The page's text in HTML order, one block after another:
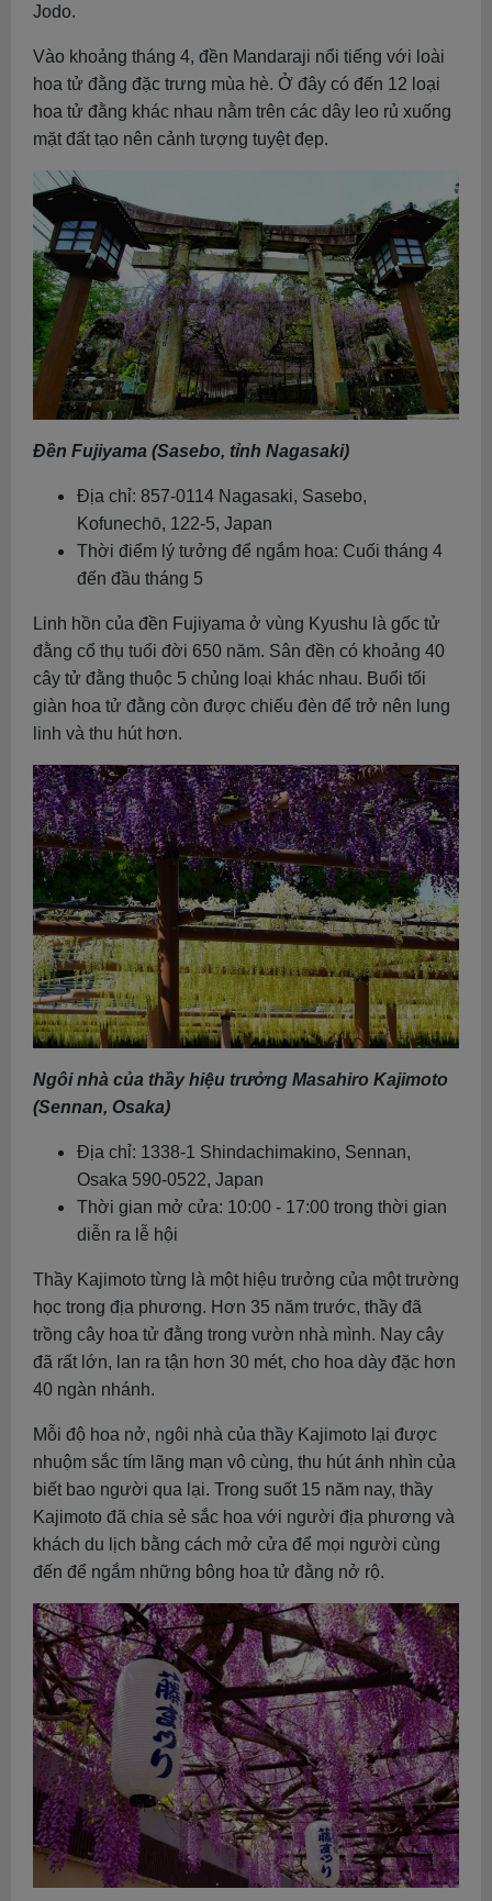
Jodo.
Vào khoảng tháng 4, đền Mandaraji nổi tiếng với loài
hoa tử đằng đặc trưng mùa hè. Ở đây có đến 12 loại
hoa tử đằng khác nhau nằm trên các dây leo rủ xuống
mặt đất tạo nên cảnh tượng tuyệt đẹp.
Đền Fujiyama (Sasebo, tỉnh Nagasaki)
Địa chỉ: 857-0114 Nagasaki, Sasebo,
Kofunechō, 122-5, Japan
Thời điểm lý tưởng để ngắm hoa: Cuối tháng 4
đến đầu tháng 5
Linh hồn của đền Fujiyama ở vùng Kyushu là gốc tử
đằng cổ thụ tuổi đời 650 năm. Sân đền có khoảng 40
cây tử đằng thuộc 5 chủng loại khác nhau. Buổi tối
giàn hoa tử đằng còn được chiếu đèn để trở nên lung
linh và thu hút hơn.
Ngôi nhà của thầy hiệu trưởng Masahiro Kajimoto
(Sennan, Osaka)
Địa chỉ: 1338-1 Shindachimakino, Sennan,
Osaka 590-0522, Japan
Thời gian mở cửa: 10:00 - 17:00 trong thời gian
diễn ra lễ hội
Thầy Kajimoto từng là một hiệu trưởng của một trường
học trong địa phương. Hơn 35 năm trước, thầy đã
trồng cây hoa tử đằng trong vườn nhà mình. Nay cây
đã rất lớn, lan ra tận hơn 30 mét, cho hoa dày đặc hơn
40 ngàn nhánh.
Mỗi độ hoa nở, ngôi nhà của thầy Kajimoto lại được
nhuộm sắc tím lãng mạn vô cùng, thu hút ánh nhìn của
biết bao người qua lại. Trong suốt 15 năm nay, thầy
Kajimoto đã chia sẻ sắc hoa với người địa phương và
khách du lịch bằng cách mở cửa để mọi người cùng
đến để ngắm những bông hoa tử đằng nở rộ.